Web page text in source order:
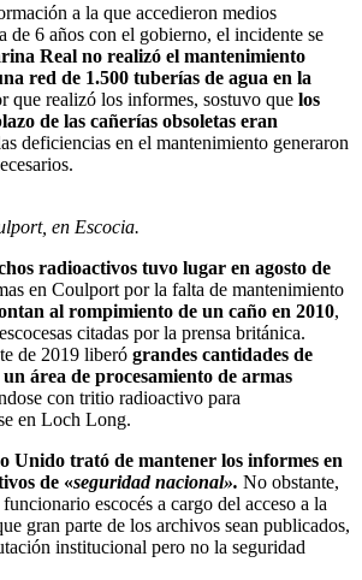
a la que accedieron medios
de 6 años con el gobierno, el incidente se
Real no realizó el mantenimiento
red de 1.500 tuberías de agua en la
que realizó los informes, sostuvo que los
de las cañerías obsoletas eran
deficiencias en el mantenimiento generaron
en Escocia.
radioactivos tuvo lugar en agosto de
en Coulport por la falta de mantenimiento
al rompimiento de un caño en 2010,
citadas por la prensa británica.
de 2019 liberó grandes cantidades de
área de procesamiento de armas
con tritio radioactivo para
en Loch Long.
Unido trató de mantener los informes en
de «seguridad nacional». No obstante,
escocés a cargo del acceso a la
gran parte de los archivos sean publicados,
institucional pero no la seguridad